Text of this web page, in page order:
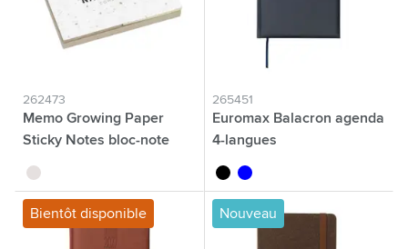
262473
Memo Growing Paper
Sticky Notes bloc-note
brun
265451
Euromax Balacron agenda
4-langues
noir bleu
Bientôt disponible Nouveau